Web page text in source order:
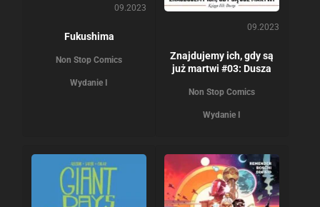
09.2023
Fukushima
Non Stop Comics
Wydanie I
09.2023
Znajdujemy ich, gdy są
już martwi #03: Dusza
Non Stop Comics
Wydanie I